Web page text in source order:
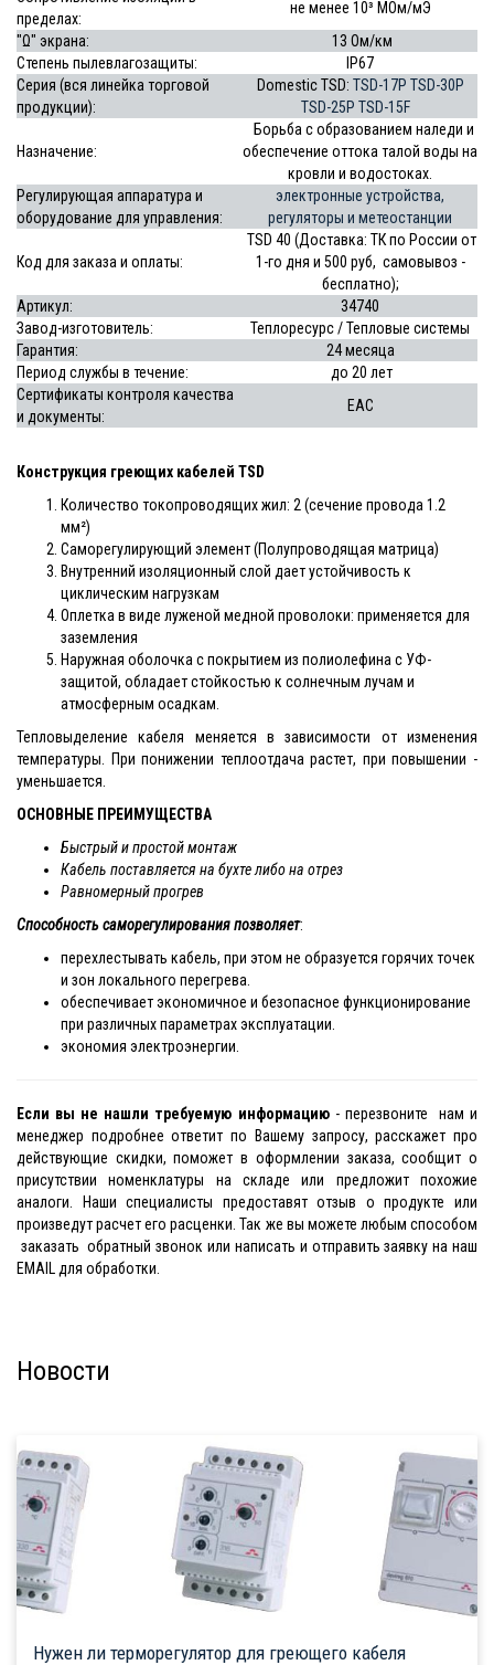
пределах:
не менее 10³ МОм/мЭ
"Ω" экрана:
13 Ом/км
Степень пылевлагозащиты:
IP67
Серия (вся линейка торговой
продукции):
Domestic TSD: TSD-17P TSD-30P
TSD-25P TSD-15F
Назначение:
Борьба с образованием наледи и
обеспечение оттока талой воды на
кровли и водостоках.
Регулирующая аппаратура и
оборудование для управления:
электронные устройства,
регуляторы и метеостанции
Код для заказа и оплаты:
TSD 40 (Доставка: ТК по России от
1-го дня и 500 руб, самовывоз -
бесплатно);
Артикул:
34740
Завод-изготовитель:
Теплоресурс / Тепловые системы
Гарантия:
24 месяца
Период службы в течение:
до 20 лет
Сертификаты контроля качества
и документы:
EAC
Конструкция греющих кабелей TSD
Количество токопроводящих жил: 2 (сечение провода 1.2
мм²)
Саморегулирующий элемент (Полупроводящая матрица)
Внутренний изоляционный слой дает устойчивость к
циклическим нагрузкам
Оплетка в виде луженой медной проволоки: применяется для
заземления
Наружная оболочка с покрытием из полиолефина с УФ-
защитой, обладает стойкостью к солнечным лучам и
атмосферным осадкам.
Тепловыделение кабеля меняется в зависимости от изменения
температуры. При понижении теплоотдача растет, при повышении -
уменьшается.
ОСНОВНЫЕ ПРЕИМУЩЕСТВА
Быстрый и простой монтаж
Кабель поставляется на бухте либо на отрез
Равномерный прогрев
Способность саморегулирования позволяет:
перехлестывать кабель, при этом не образуется горячих точек
и зон локального перегрева.
обеспечивает экономичное и безопасное функционирование
при различных параметрах эксплуатации.
экономия электроэнергии.
Если вы не нашли требуемую информацию - перезвоните нам и
менеджер подробнее ответит по Вашему запросу, расскажет про
действующие скидки, поможет в оформлении заказа, сообщит о
присутствии номенклатуры на складе или предложит похожие
аналоги. Наши специалисты предоставят отзыв о продукте или
произведут расчет его расценки. Так же вы можете любым способом
заказать обратный звонок или написать и отправить заявку на наш
EMAIL для обработки.
Новости
Нужен ли терморегулятор для греющего кабеля